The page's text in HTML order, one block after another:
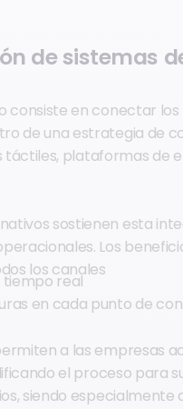
de sistemas
consiste en conectar
de una estrategia de
plataformas de
sostienen esta
Los
los canales
tiempo real
en cada punto de
a las empresas
el proceso para
siendo